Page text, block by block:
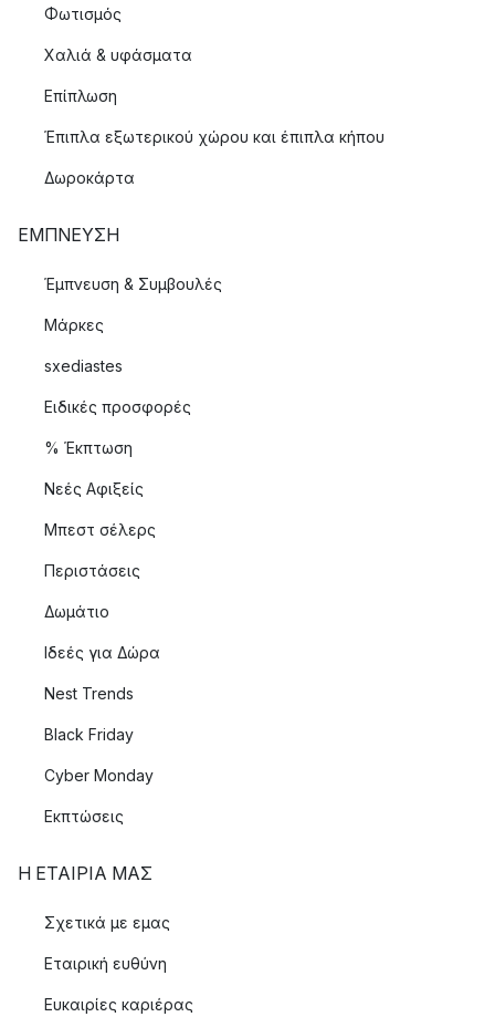
Φωτισμός
Χαλιά & υφάσματα
Επίπλωση
Έπιπλα εξωτερικού χώρου και έπιπλα κήπου
Δωροκάρτα
ΈΜΠΝΕΥΣΗ
Έμπνευση & Συμβουλές
Μάρκες
sxediastes
Ειδικές προσφορές
% Έκπτωση
Νεές Αφιξείς
Μπεστ σέλερς
Περιστάσεις
Δωμάτιο
Ιδεές για Δώρα
Nest Trends
Black Friday
Cyber Monday
Εκπτώσεις
Η ΕΤΑΊΡΙΑ ΜΑΣ
Σχετικά με εμας
Εταιρική ευθύνη
Ευκαιρίες καριέρας